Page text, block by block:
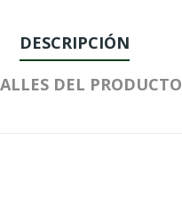
DESCRIPCIÓN
DEL PRODUCTO